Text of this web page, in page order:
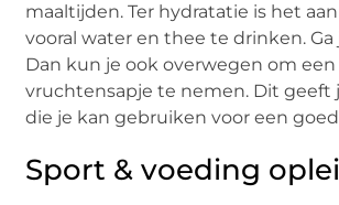
maaltijden. Ter hydratatie is het
vooral water en thee te drinken. Ga
Dan kun je ook overwegen om een
vruchtensapje te nemen. Dit geeft
die je kan gebruiken voor een
Sport & voeding